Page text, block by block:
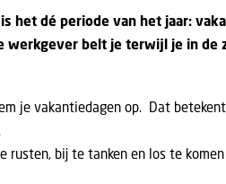
het dé periode van het jaar:
belt je terwijl je in de
je vakantiedagen op. Dat
rusten, bij te tanken en los te